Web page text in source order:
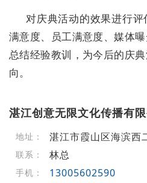
对庆典活动的效果进行
满意度、员工满意度、媒体
总结经验教训，为今后的庆
向。
湛江创意无限文化传播有
地址： 湛江市霞山区海滨西
联系： 林总
手机： 13005602590